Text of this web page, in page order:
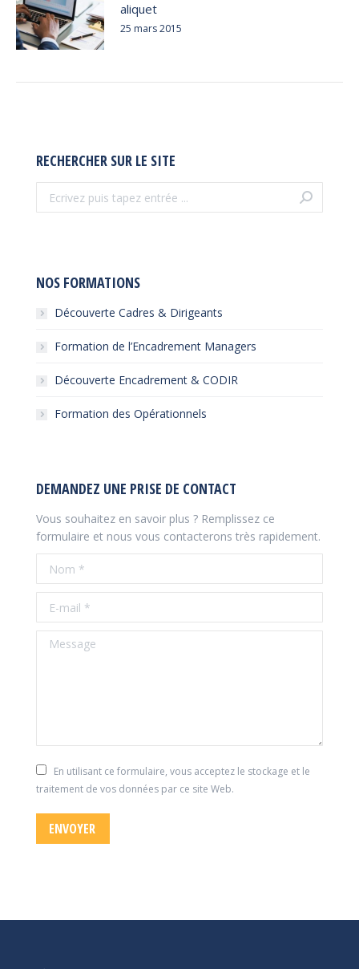
aliquet
25 mars 2015
RECHERCHER SUR LE SITE
NOS FORMATIONS
Découverte Cadres & Dirigeants
Formation de l’Encadrement Managers
Découverte Encadrement & CODIR
Formation des Opérationnels
DEMANDEZ UNE PRISE DE CONTACT
Vous souhaitez en savoir plus ? Remplissez ce
formulaire et nous vous contacterons très rapidement.
Nom *
E-mail *
Message
En utilisant ce formulaire, vous acceptez le stockage et le
traitement de vos données par ce site Web.
ENVOYER